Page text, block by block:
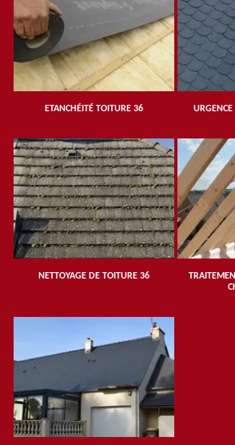
ETANCHÉITÉ TOITURE 36
NETTOYAGE DE TOITURE 36